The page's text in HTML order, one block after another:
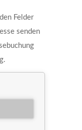
Felder
senden